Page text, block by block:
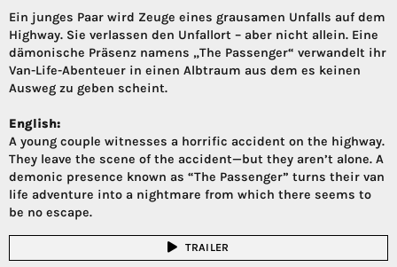
Ein junges Paar wird Zeuge eines grausamen Unfalls auf dem
Highway. Sie verlassen den Unfallort – aber nicht allein. Eine
dämonische Präsenz namens „The Passenger“ verwandelt ihr
Van-Life-Abenteuer in einen Albtraum aus dem es keinen
Ausweg zu geben scheint.
English:
A young couple witnesses a horrific accident on the highway.
They leave the scene of the accident—but they aren’t alone. A
demonic presence known as “The Passenger” turns their van
life adventure into a nightmare from which there seems to
be no escape.
TRAILER